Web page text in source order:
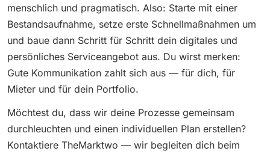
menschlich und pragmatisch. Also: Starte mit einer
Bestandsaufnahme, setze erste Schnellmaßnahmen um
und baue dann Schritt für Schritt dein digitales und
persönliches Serviceangebot aus. Du wirst merken:
Gute Kommunikation zahlt sich aus — für dich, für
Mieter und für dein Portfolio.
Möchtest du, dass wir deine Prozesse gemeinsam
durchleuchten und einen individuellen Plan erstellen?
Kontaktiere TheMarktwo — wir begleiten dich beim